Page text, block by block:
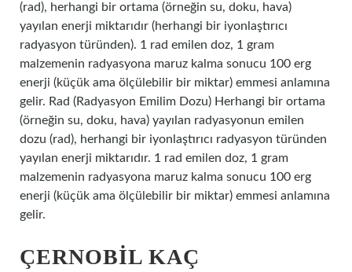
(rad), herhangi bir ortama (örneğin su, doku, hava)
yayılan enerji miktarıdır (herhangi bir iyonlaştırıcı
radyasyon türünden). 1 rad emilen doz, 1 gram
malzemenin radyasyona maruz kalma sonucu 100 erg
enerji (küçük ama ölçülebilir bir miktar) emmesi anlamına
gelir. Rad (Radyasyon Emilim Dozu) Herhangi bir ortama
(örneğin su, doku, hava) yayılan radyasyonun emilen
dozu (rad), herhangi bir iyonlaştırıcı radyasyon türünden
yayılan enerji miktarıdır. 1 rad emilen doz, 1 gram
malzemenin radyasyona maruz kalma sonucu 100 erg
enerji (küçük ama ölçülebilir bir miktar) emmesi anlamına
gelir.
ÇERNOBIL KAÇ